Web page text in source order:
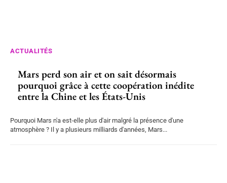
ACTUALITÉS
Mars perd son air et on sait désormais
pourquoi grâce à cette coopération inédite
entre la Chine et les États-Unis
Pourquoi Mars n'a est-elle plus d'air malgré la présence d'une
atmosphère ? Il y a plusieurs milliards d'années, Mars...